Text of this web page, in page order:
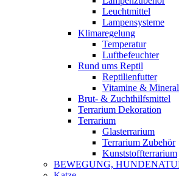
Leuchtmittel
Lampensysteme
Klimaregelung
Temperatur
Luftbefeuchter
Rund ums Reptil
Reptilienfutter
Vitamine &
Brut- & Zuchthilfsmittel
Terrarium Dekoration
Terrarium
Glasterrarium
Terrarium Zubehör
Kunststoffterrarium
BEWEGUNG,